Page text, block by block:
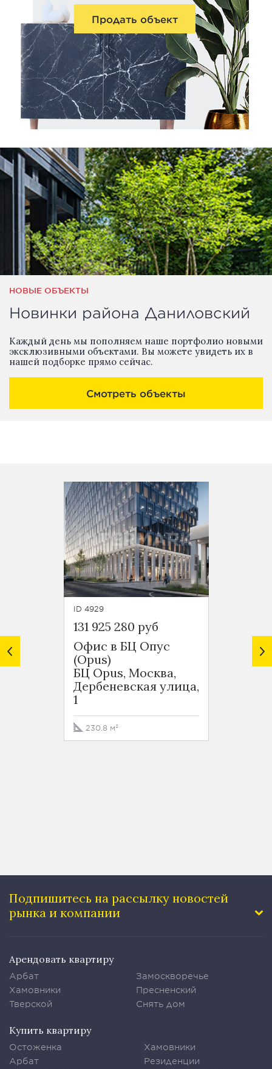
Продать объект
НОВЫЕ ОБЪЕКТЫ
Новинки района Даниловский
Каждый день мы пополняем наше портфолио новыми
эксклюзивными объектами. Вы можете увидеть их в
нашей подборке прямо сейчас.
Смотреть объекты
ID 4929
131 925 280 руб
Офис в БЦ Опус
(Opus)
БЦ Opus, Москва,
Дербеневская улица,
1
230.8 м²
Подпишитесь на рассылку новостей
рынка и компании
Арендовать квартиру
Арбат
Хамовники
Тверской
Замоскворечье
Пресненский
Снять дом
Купить квартиру
Остоженка
Арбат
Хамовники
Резиденции